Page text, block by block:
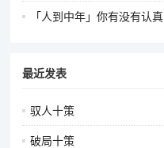
「人到中年」你有没有认真
最近发表
驭人十策
破局十策